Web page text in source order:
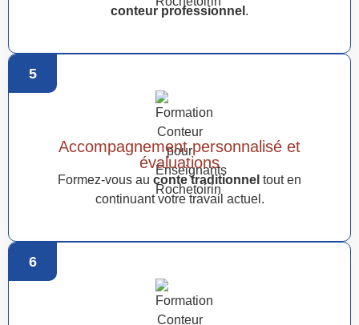
conteur professionnel .
5
Accompagnement personnalisé et
évaluations
Formez-vous au conte traditionnel tout en
continuant votre travail actuel.
6